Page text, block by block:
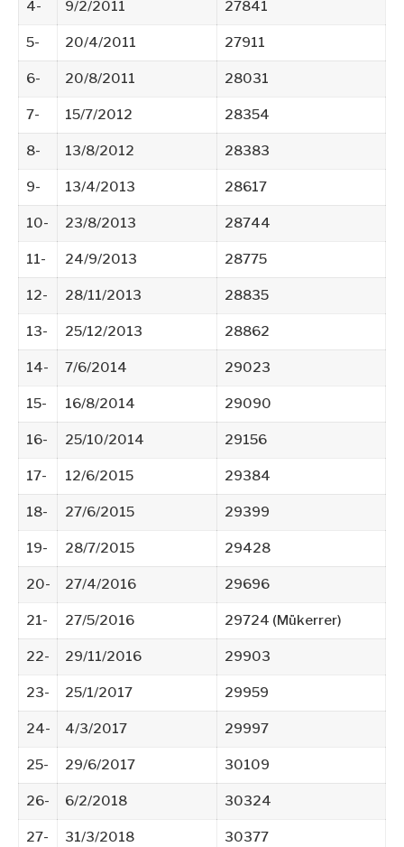
4- 9/2/2011 27841
5- 20/4/2011 27911
6- 20/8/2011 28031
7- 15/7/2012 28354
8- 13/8/2012 28383
9- 13/4/2013 28617
10- 23/8/2013 28744
11- 24/9/2013 28775
12- 28/11/2013 28835
13- 25/12/2013 28862
14- 7/6/2014 29023
15- 16/8/2014 29090
16- 25/10/2014 29156
17- 12/6/2015 29384
18- 27/6/2015 29399
19- 28/7/2015 29428
20- 27/4/2016 29696
21- 27/5/2016 29724 (Mükerrer)
22- 29/11/2016 29903
23- 25/1/2017 29959
24- 4/3/2017 29997
25- 29/6/2017 30109
26- 6/2/2018 30324
27- 31/3/2018 30377